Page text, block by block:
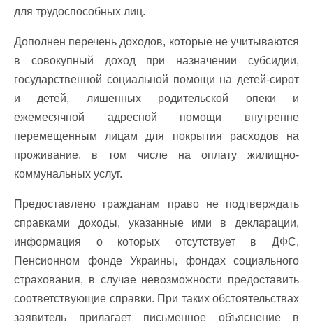
для трудоспособных лиц.
Дополнен перечень доходов, которые не учитываются
в совокупный доход при назначении субсидии,
государственной социальной помощи на детей-сирот
и детей, лишенных родительской опеки и
ежемесячной адресной помощи внутренне
перемещенным лицам для покрытия расходов на
проживание, в том числе на оплату жилищно-
коммунальных услуг.
Предоставлено гражданам право не подтверждать
справками доходы, указанные ими в декларации,
информация о которых отсутствует в ДФС,
Пенсионном фонде Украины, фондах социального
страхования, в случае невозможности предоставить
соответствующие справки. При таких обстоятельствах
заявитель прилагает письменное объяснение в